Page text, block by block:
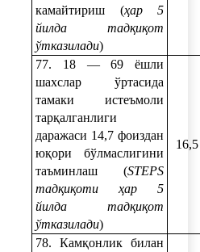
камайтириш (ҳар 5
йилда тадқиқот
ўтказилади)
77. 18 — 69 ёшли
шахслар ўртасида
тамаки истеъмоли
тарқалганлиги
даражаси 14,7 фоиздан
юқори бўлмаслигини
таъминлаш (STEPS
тадқиқоти ҳар 5
йилда тадқиқот
ўтказилади)
78. Камқонлик билан